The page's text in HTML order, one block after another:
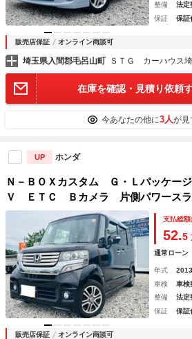
整備
法定
保証
保証
販売店保証 オンライン商談可
埼玉県入間郡毛呂山町 ＳＴＧ カーハウス
在庫を確認・見積り依頼
今あなたの他に3人が見
UP ホンダ
Ｎ－ＢＯＸカスタム Ｇ・Ｌパッケ
Ｖ ＥＴＣ Ｂカメラ 片側パワース
ホイル ＣＤ ＤＶＤ Ｐスタート ス
ー ＨＩＤヘッドライト Ｆフォグラ
ライト 禁煙車
支払総額
52.5
通常ローン
年式
車検
車検
整備
法定
保証
保証
販売店保証 オンライン商談可